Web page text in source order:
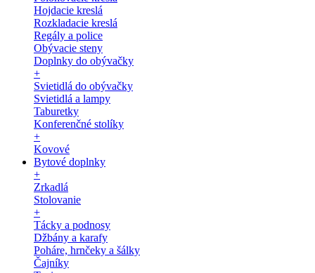
Hojdacie kreslá
Rozkladacie kreslá
Regály a police
Obývacie steny
Doplnky do obývačky
+
Svietidlá do obývačky
Svietidlá a lampy
Taburetky
Konferenčné stolíky
+
Kovové
Bytové doplnky
+
Zrkadlá
Stolovanie
+
Tácky a podnosy
Džbány a karafy
Poháre, hrnčeky a šálky
Čajníky